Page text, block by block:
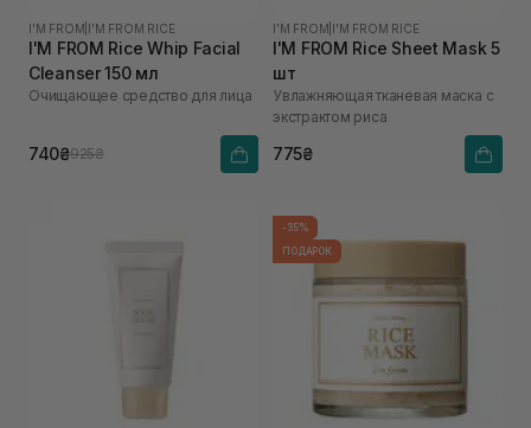
I'M FROM I'M FROM RICE
I'M FROM Rice Whip Facial
Cleanser 150 мл
Очищающее средство для лица
740₴925₴
I'M FROM I'M FROM RICE
I'M FROM Rice Sheet Mask 5
шт
Увлажняющая тканевая маска с
экстрактом риса
775₴
-35%
ПОДАРОК